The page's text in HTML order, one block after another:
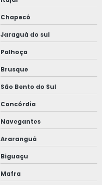
Chapecó
Jaraguá do sul
Palhoça
Brusque
São Bento do Sul
Concórdia
Navegantes
Araranguá
Biguaçu
Mafra